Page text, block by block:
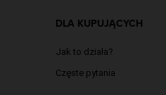
DLA KUPUJĄCYCH
Jak to działa?
Częste pytania